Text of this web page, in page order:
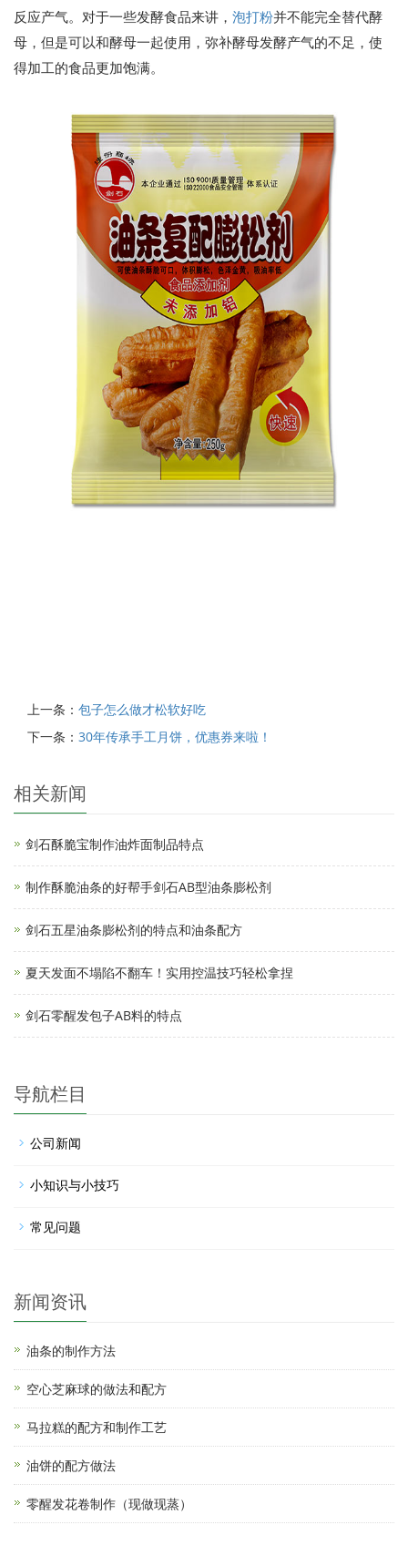
反应产气。对于一些发酵食品来讲， 泡打粉并不能完全替代酵
母，但是可以和酵母一起使用，弥补酵母发酵产气的不足，使
得加工的食品更加饱满。
上一条： 包子怎么做才松软好吃
下一条： 30年传承手工月饼，优惠券来啦！
相关新闻
剑石酥脆宝制作油炸面制品特点
制作酥脆油条的好帮手剑石AB型油条膨松剂
剑石五星油条膨松剂的特点和油条配方
夏天发面不塌陷不翻车！实用控温技巧轻松拿捏
剑石零醒发包子AB料的特点
导航栏目
公司新闻
小知识与小技巧
常见问题
新闻资讯
油条的制作方法
空心芝麻球的做法和配方
马拉糕的配方和制作工艺
油饼的配方做法
零醒发花卷制作（现做现蒸）